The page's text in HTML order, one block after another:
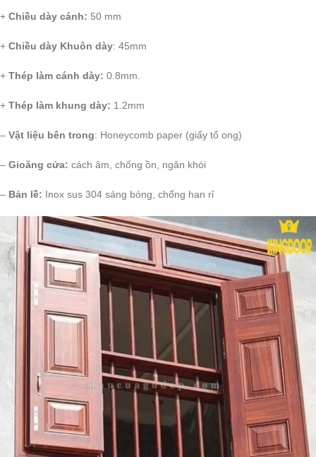
+ Chiều dày cánh: 50 mm
+ Chiều dày Khuôn dày: 45mm
+ Thép làm cánh dày: 0.8mm.
+ Thép làm khung dày: 1.2mm
– Vật liệu bên trong: Honeycomb paper (giấy tổ ong)
– Gioăng cửa: cách âm, chống ồn, ngăn khói
– Bản lề: Inox sus 304 sáng bóng, chống han rỉ